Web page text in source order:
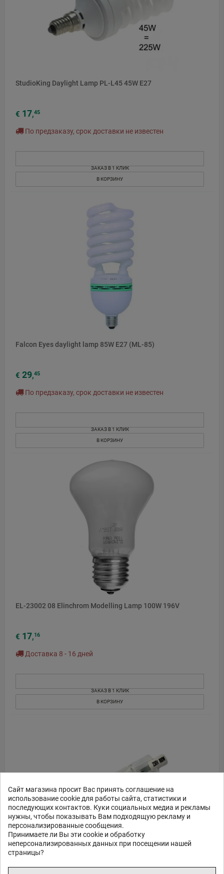
Сайт магазина просит Вас принять соглашение на
использование cookie для работы сайта, статистики и
последующих контактов. Куки социальных медиа и рекламы
нужны, чтобы показывать Вам подходящую рекламу и
персонализированные сообщения.
Принимаете ли Вы эти cookie и обработку
неперсонализированных данных при посещении нашей
страницы?
StudioKing Daylight Lamp PL-L45 45W E27
€ 17,45
По предзаказу, срок доставки не известен
ЗАКАЗ В 1 КЛИК
В КОРЗИНУ
Falcon Eyes daylight lamp 85W E27 (ML-85)
€ 29,45
По предзаказу, срок доставки не известен
ЗАКАЗ В 1 КЛИК
В КОРЗИНУ
EL-23002 08 Elinchrom Modelling Lamp 100W 196V
€ 17,16
Доставка 8 - 16 дней
ЗАКАЗ В 1 КЛИК
В КОРЗИНУ
StudioKing Spare Bulb 800W TLRAC02 for TLR800C